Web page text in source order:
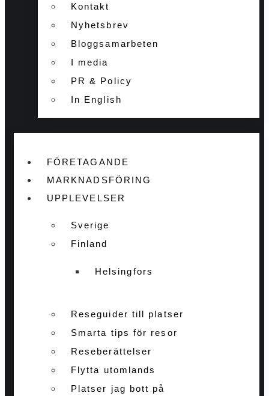
Kontakt
Nyhetsbrev
Bloggsamarbeten
I media
PR & Policy
In English
FÖRETAGANDE
MARKNADSFÖRING
UPPLEVELSER
Sverige
Finland
Helsingfors
Reseguider till platser
Smarta tips för resor
Reseberättelser
Flytta utomlands
Platser jag bott på